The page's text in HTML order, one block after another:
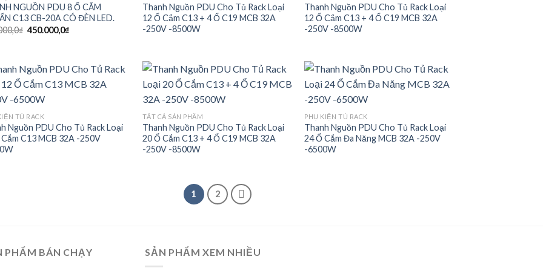
wishlist
NGUỒN PDU 8 Ổ CẮM
C13 CB-20A CÓ ĐÈN LED.
₫ Giá
450.000,0₫Giá
450.000,0₫.
wishlist
Thanh Nguồn PDU Cho Tủ Rack Loại
12 Ổ Cắm C13 + 4 Ổ C19 MCB 32A
-250V -8500W
wishlist
Thanh Nguồn PDU Cho Tủ Rack Loại
12 Ổ Cắm C13 + 4 Ổ C19 MCB 32A
-250V -8500W
wishlist
TỦ RACK
Nguồn PDU Cho Tủ Rack Loại
Cắm C13 MCB 32A -250V
wishlist
TẤT CẢ SẢN PHẨM
Thanh Nguồn PDU Cho Tủ Rack Loại
20 Ổ Cắm C13 + 4 Ổ C19 MCB 32A
-250V -8500W
wishlist
PHỤ KIỆN TỦ RACK
Thanh Nguồn PDU Cho Tủ Rack Loại
24 Ổ Cắm Đa Năng MCB 32A -250V
-6500W
1 2
PHẨM BÁN CHẠY SẢN PHẨM XEM NHIỀU